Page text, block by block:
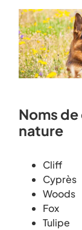
Noms
nature
Cliff
Cyprès
Woods
Fox
Tulipe